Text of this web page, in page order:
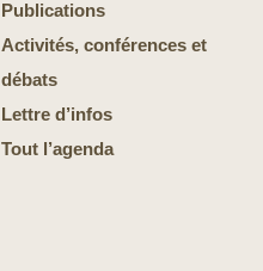
Publications
Activités, conférences et
débats
Lettre d’infos
Tout l’agenda